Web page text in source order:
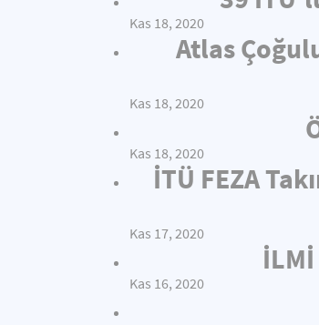
Kas 18, 2020
Atlas
Kas 18, 2020
Kas 18, 2020
İTÜ FEZA
Kas 17, 2020
Kas 16, 2020